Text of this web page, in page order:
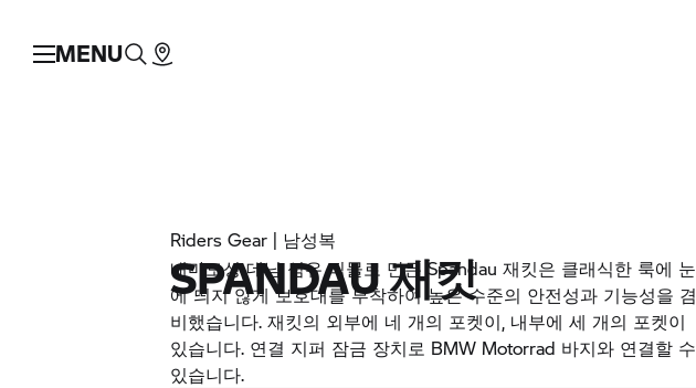
MENU
Riders Gear | 남성복
SPANDAU 재킷
내마모성 데님 섬유 직물로 만든 Spandau 재킷은 클래식한 룩에 눈
에 띄지 않게 보호대를 부착하여 높은 수준의 안전성과 기능성을 겸
비했습니다. 재킷의 외부에 네 개의 포켓이, 내부에 세 개의 포켓이
있습니다. 연결 지퍼 잠금 장치로 BMW Motorrad 바지와 연결할 수
있습니다.